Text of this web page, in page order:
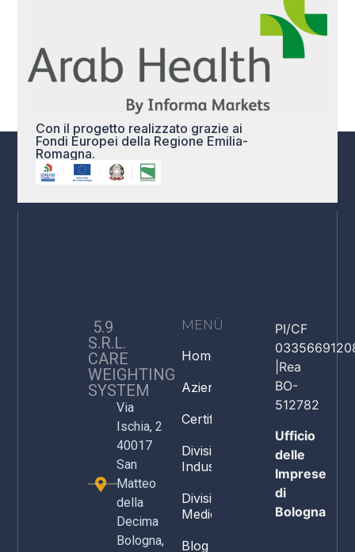
Con il progetto realizzato grazie ai
Fondi Europei della Regione Emilia-
Romagna.
5.9
S.R.L.
CARE
WEIGHTING
SYSTEM
Via
Ischia, 2
40017
San
Matteo
della
Decima
Bologna,
MENÙ
Home
Azienda
Certificazioni
Divisione
Industria
Divisione
Medicale
Blog
PI/CF
|Rea
BO-
512782
Ufficio
delle
Imprese
di
Bologna